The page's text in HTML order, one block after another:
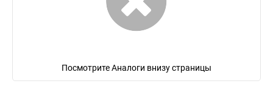
Посмотрите Аналоги внизу страницы